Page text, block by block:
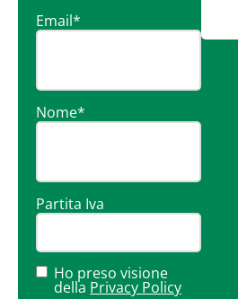
Email*
Nome*
Partita Iva
Ho preso visione
della Privacy Policy